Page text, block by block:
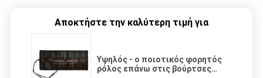
Αποκτήστε την καλύτερη τιμή για
Υψηλός - ο ποιοτικός φορητός
ρόλος επάνω στις βούρτσες